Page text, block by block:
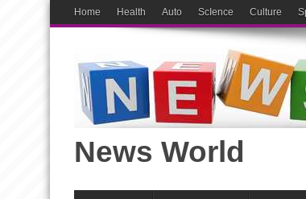
Home Health Auto ScIence Culture
News World